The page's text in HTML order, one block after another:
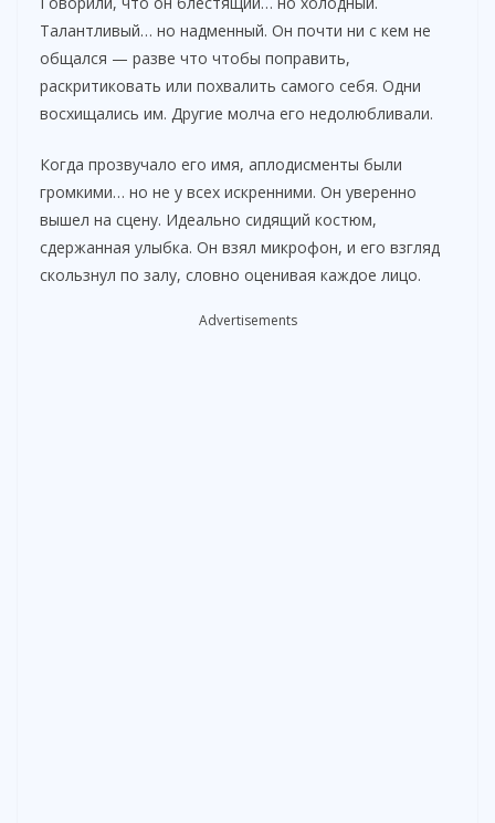
V
i
d
e
o
Талантливый… но надменный. Он почти ни с кем не
общался — разве что чтобы поправить,
раскритиковать или похвалить самого себя. Одни
восхищались им. Другие молча его недолюбливали.
Когда прозвучало его имя, аплодисменты были
громкими… но не у всех искренними. Он уверенно
вышел на сцену. Идеально сидящий костюм,
сдержанная улыбка. Он взял микрофон, и его взгляд
скользнул по залу, словно оценивая каждое лицо.
Advertisements